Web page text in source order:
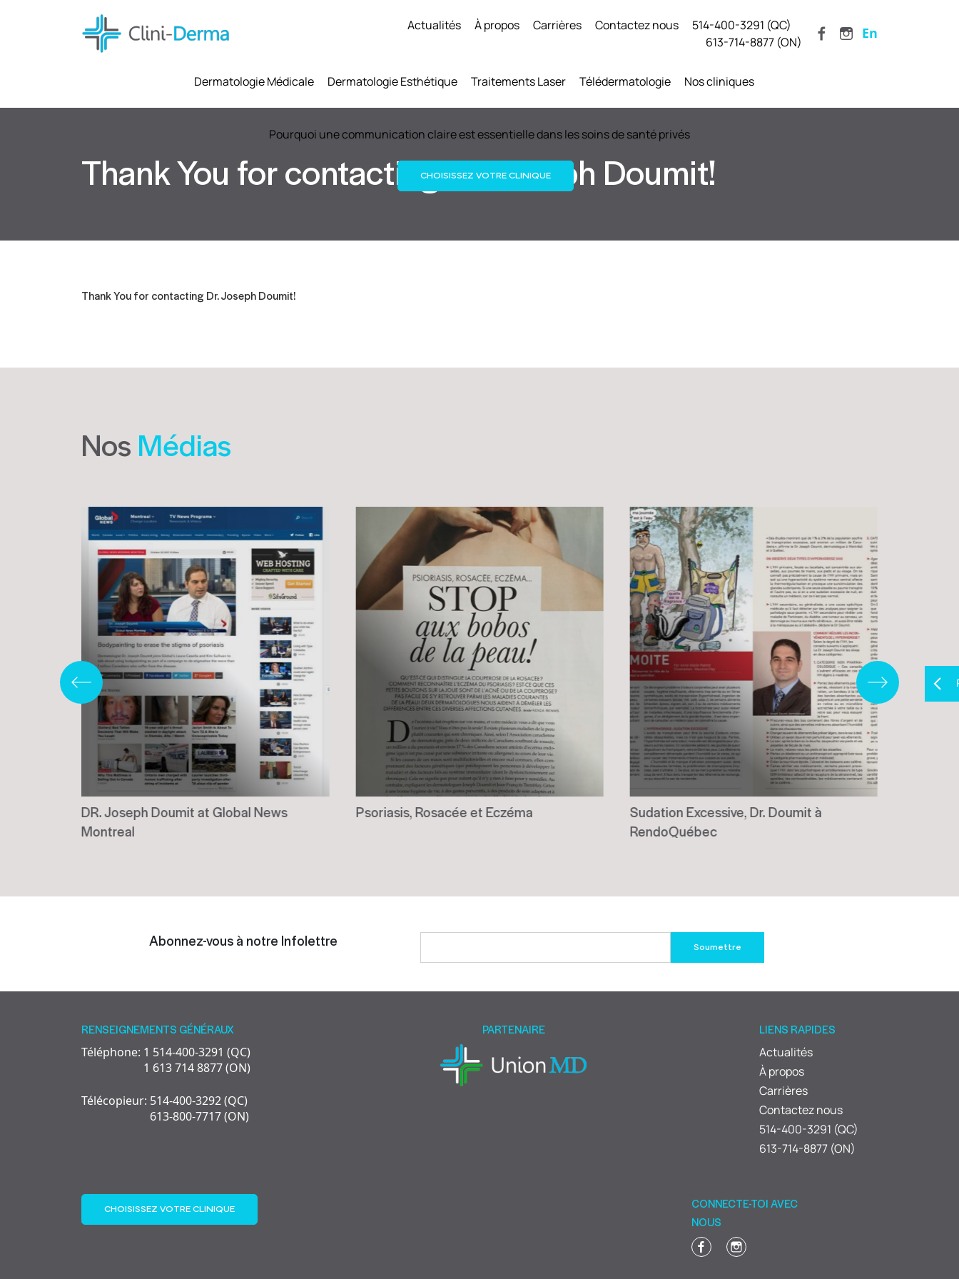
Actualités À propos Carrières Contactez nous
514-400-3291 (QC)
613-714-8877 (ON)
En
Dermatologie Médicale Dermatologie Esthétique Traitements Laser Télédermatologie Nos cliniques
Pourquoi une communication claire est essentielle dans les soins de santé privés
CHOISISSEZ VOTRE CLINIQUE
Thank You for contacting Dr. Joseph Doumit!
Thank You for contacting Dr. Joseph Doumit!
Nos Médias
DR. Joseph Doumit at Global News
Montreal
Psoriasis, Rosacée et Eczéma
Sudation Excessive, Dr. Doumit à
RendoQuébec
Abonnez-vous à notre Infolettre
leave
field
RENSEIGNEMENTS GÉNÉRAUX
Téléphone: 1 514-400-3291 (QC)
1 613 714 8877 (ON)
Télécopieur: 514-400-3292 (QC)
613-800-7717 (ON)
PARTENAIRE LIENS RAPIDES
Actualités
À propos
Carrières
Contactez nous
514-400-3291 (QC)
613-714-8877 (ON)
CHOISISSEZ VOTRE CLINIQUE
CONNECTE-TOI AVEC
NOUS